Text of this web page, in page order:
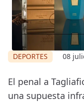
DEPORTES 08
El penal a
una supuesta